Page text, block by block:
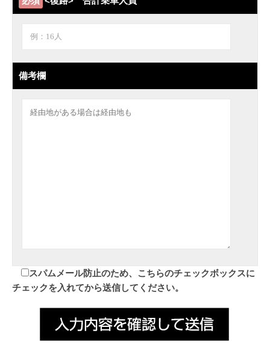
備考欄
スパムメール防止のため、こちらのチェックボックスに
チェックを入れてから送信してください。